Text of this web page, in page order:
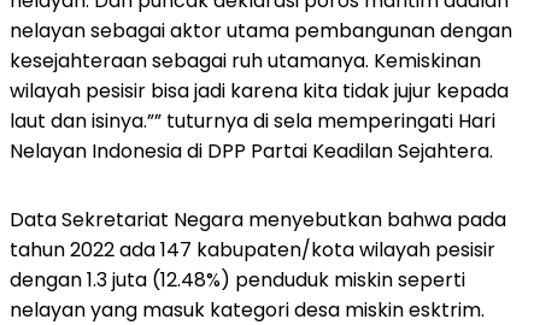
nelayan sebagai aktor utama pembangunan dengan
kesejahteraan sebagai ruh utamanya. Kemiskinan
wilayah pesisir bisa jadi karena kita tidak jujur kepada
laut dan isinya.”” tuturnya di sela memperingati Hari
Nelayan Indonesia di DPP Partai Keadilan Sejahtera.
Data Sekretariat Negara menyebutkan bahwa pada
tahun 2022 ada 147 kabupaten/kota wilayah pesisir
dengan 1.3 juta (12.48%) penduduk miskin seperti
nelayan yang masuk kategori desa miskin esktrim.